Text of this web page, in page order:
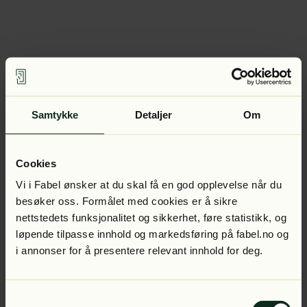
Samtykke Detaljer Om
Cookies
Vi i Fabel ønsker at du skal få en god opplevelse når du
besøker oss. Formålet med cookies er å sikre
nettstedets funksjonalitet og sikkerhet, føre statistikk, og
løpende tilpasse innhold og markedsføring på fabel.no og
i annonser for å presentere relevant innhold for deg.